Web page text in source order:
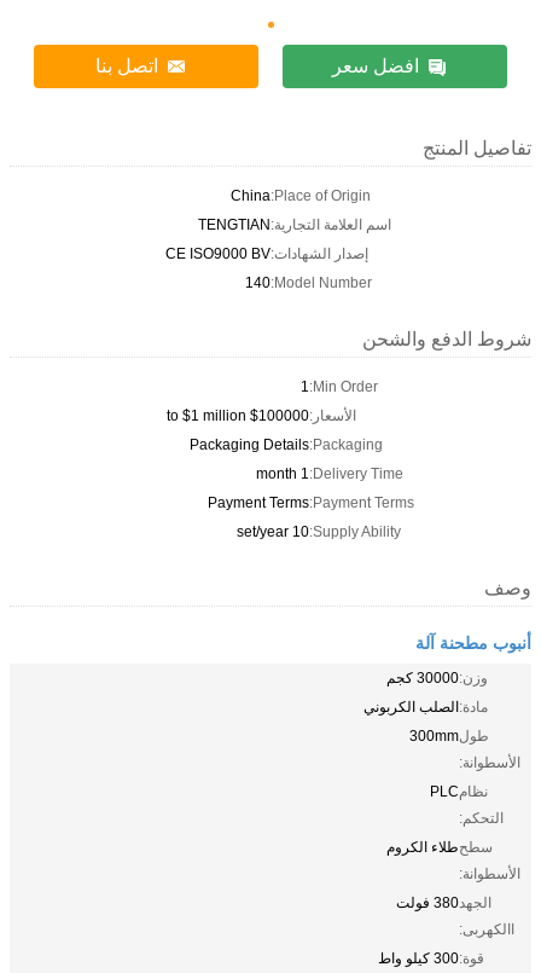
افضل سعر اتصل بنا
تفاصيل المنتج
Place of Origin:
China
اسم العلامة التجارية:TENGTIAN
إصدار الشهادات:CE ISO9000 BV
Model Number:
140
شروط الدفع والشحن
Min Order:
1
الأسعار:$100000 to $1 million
Packaging:
Packaging Details
Delivery Time:
1 month
Payment Terms:
Payment Terms
Supply Ability:
10 set/year
وصف
أنبوب مطحنة آلة
وزن:30000 كجم
مادة:الصلب الكربوني
طول
الأسطوانة:
300mm
نظام
التحكم:
PLC
سطح
الأسطوانة:
طلاء الكروم
الجهد
االكهربى:
380 فولت
قوة:300 كيلو واط